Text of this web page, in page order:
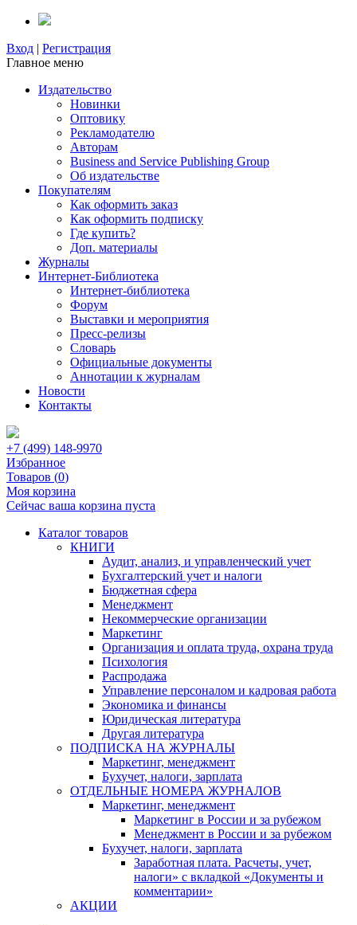
Вход | Регистрация
Главное меню
Издательство
Новинки
Оптовику
Рекламодателю
Авторам
Business and Service Publishing Group
Об издательстве
Покупателям
Как оформить заказ
Как оформить подписку
Где купить?
Доп. материалы
Журналы
Интернет-Библиотека
Интернет-библиотека
Форум
Выставки и мероприятия
Пресс-релизы
Словарь
Официальные документы
Аннотации к журналам
Новости
Контакты
+7 (499) 148-9970
Избранное
Товаров (0)
Моя корзина
Сейчас ваша корзина пуста
Каталог товаров
КНИГИ
Аудит, анализ, и управленческий учет
Бухгалтерский учет и налоги
Бюджетная сфера
Менеджмент
Некоммерческие организации
Маркетинг
Организация и оплата труда, охрана труда
Психология
Распродажа
Управление персоналом и кадровая работа
Экономика и финансы
Юридическая литература
Другая литература
ПОДПИСКА НА ЖУРНАЛЫ
Маркетинг, менеджмент
Бухучет, налоги, зарплата
ОТДЕЛЬНЫЕ НОМЕРА ЖУРНАЛОВ
Маркетинг, менеджмент
Маркетинг в России и за рубежом
Менеджмент в России и за рубежом
Бухучет, налоги, зарплата
Заработная плата. Расчеты, учет,
налоги» с вкладкой «Документы и
комментарии»
АКЦИИ